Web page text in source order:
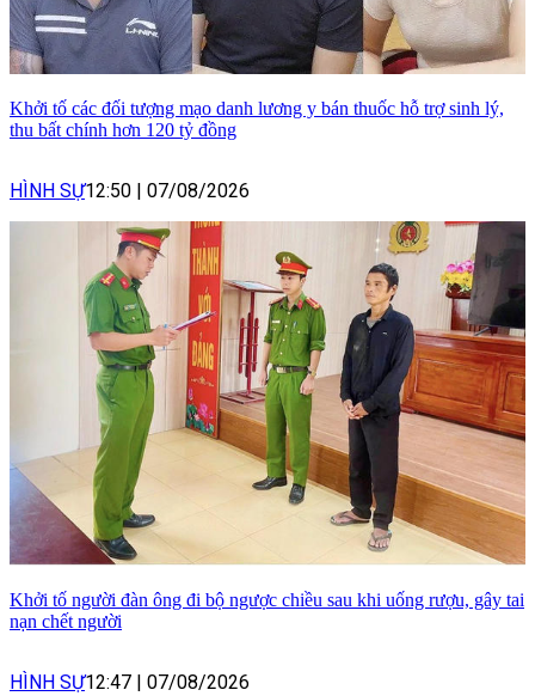
Khởi tố các đối tượng mạo danh lương y bán thuốc hỗ trợ sinh lý,
thu bất chính hơn 120 tỷ đồng
HÌNH SỰ12:50 | 07/08/2026
Khởi tố người đàn ông đi bộ ngược chiều sau khi uống rượu, gây tai
nạn chết người
HÌNH SỰ12:47 | 07/08/2026